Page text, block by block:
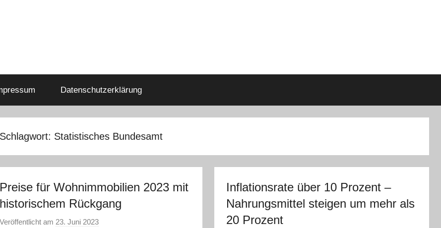
Datenschutzerklärung
Schlagwort: Statistisches Bundesamt
Preise für Wohnimmobilien 2023 mit
historischem Rückgang
Veröffentlicht am 23. Juni 2023v
Inflationsrate über 10 Prozent –
Nahrungsmittel steigen um mehr als
20 Prozent